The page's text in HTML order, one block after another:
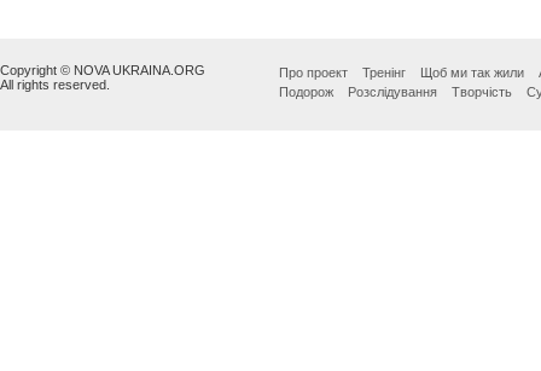
Copyright © NOVA UKRAINA.ORG
All rights reserved.
Про проект Тренінг Щоб ми так жили
Подорож
Розслідування Творчість